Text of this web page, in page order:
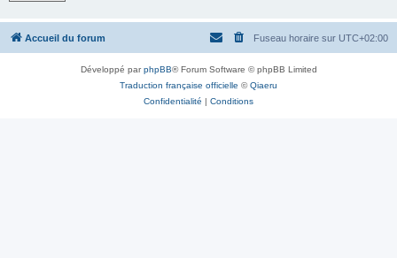
Accueil du forum Fuseau horaire sur UTC+02:00
Développé parphpBB® Forum Software © phpBB Limited
Traduction française officielle ©Qiaeru
Confidentialité | Conditions